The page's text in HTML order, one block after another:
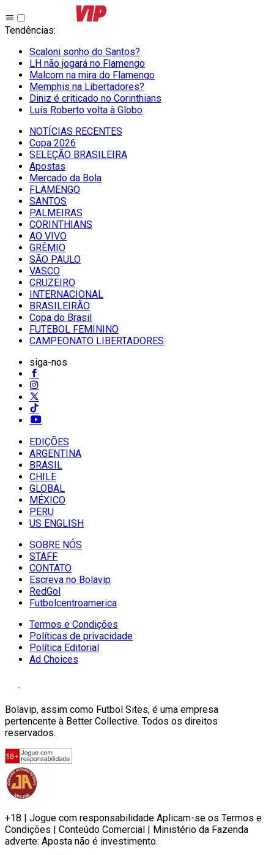
Tendências:
Scaloni sonho do Santos?
LH não jogará no Flamengo
Malcom na mira do Flamengo
Memphis na Libertadores?
Diniz é criticado no Corinthians
Luís Roberto volta à Globo
NOTÍCIAS RECENTES
Copa 2026
SELEÇÃO BRASILEIRA
Apostas
Mercado da Bola
FLAMENGO
SANTOS
PALMEIRAS
CORINTHIANS
AO VIVO
GRÊMIO
SĀO PAULO
VASCO
CRUZEIRO
INTERNACIONAL
BRASILEIRÃO
Copa do Brasil
FUTEBOL FEMININO
CAMPEONATO LIBERTADORES
siga-nos
EDIÇÕES
ARGENTINA
BRASIL
CHILE
GLOBAL
MÉXICO
PERU
US ENGLISH
SOBRE NÓS
STAFF
CONTATO
Escreva no Bolavip
RedGol
Futbolcentroamerica
Termos e Condições
Políticas de privacidade
Política Editorial
Ad Choices
Bolavip, assim como Futbol Sites, é uma empresa
pertencente à Better Collective. Todos os direitos
reservados.
+18 | Jogue com responsabilidade Aplicam-se os Termos e
Condições | Conteúdo Comercial | Ministério da Fazenda
adverte: Aposta não é investimento.